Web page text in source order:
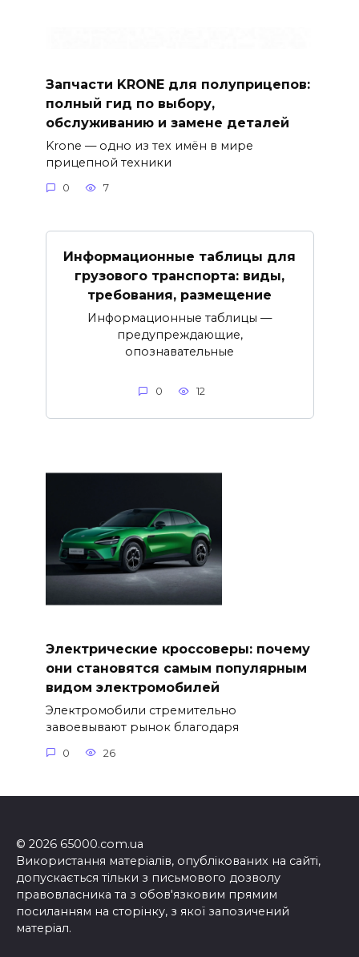
Запчасти KRONE для полуприцепов:
полный гид по выбору,
обслуживанию и замене деталей
Krone — одно из тех имён в мире
прицепной техники
0 7
Информационные таблицы для
грузового транспорта: виды,
требования, размещение
Информационные таблицы —
предупреждающие,
опознавательные
0 12
Электрические кроссоверы: почему
они становятся самым популярным
видом электромобилей
Электромобили стремительно
завоевывают рынок благодаря
0 26
© 2026 65000.com.ua
Використання матеріалів, опублікованих на сайті,
допускається тільки з письмового дозволу
правовласника та з обов'язковим прямим
посиланням на сторінку, з якої запозичений
матеріал.